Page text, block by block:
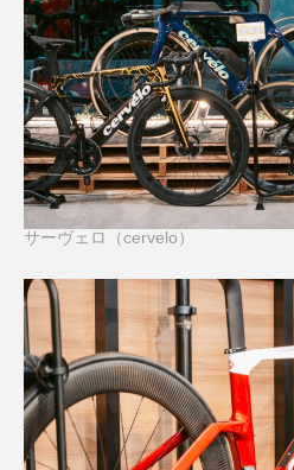
サーヴェロ（cervelo）